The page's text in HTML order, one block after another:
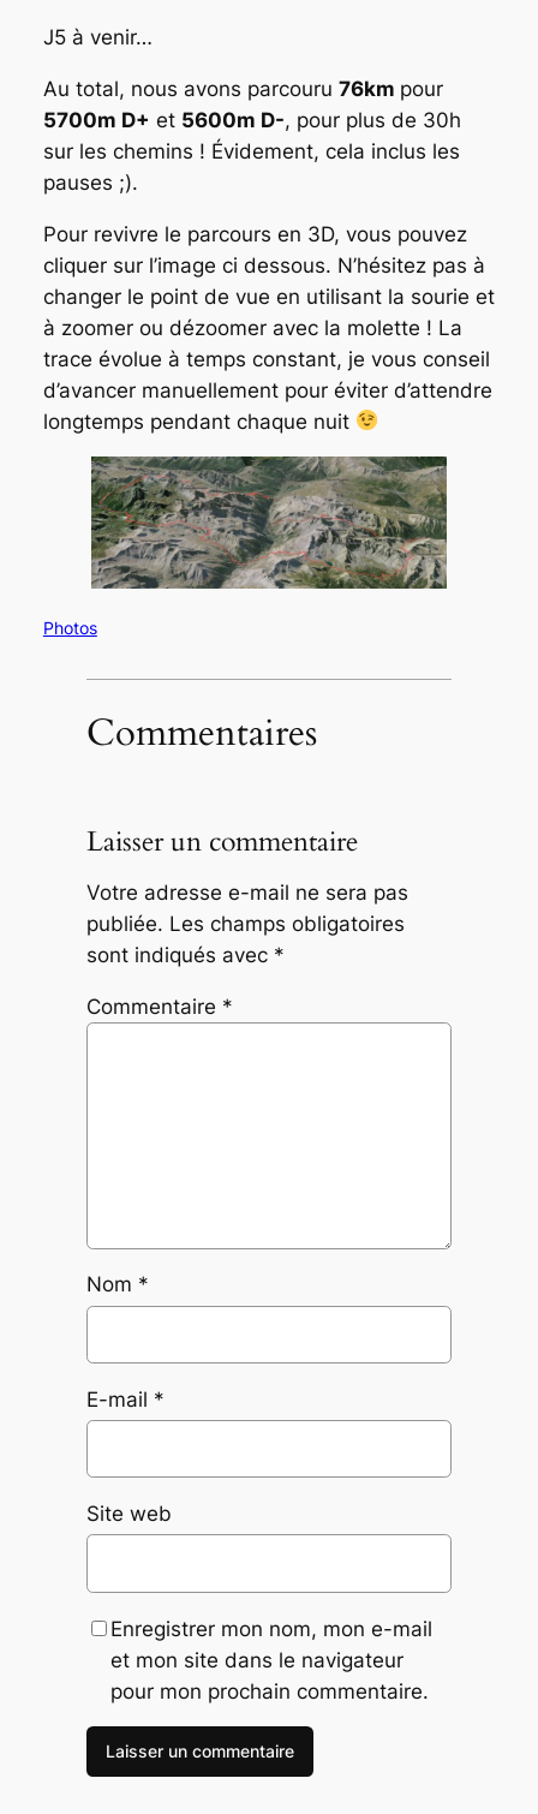
J5 à venir…
Au total, nous avons parcouru 76km pour
5700m D+ et 5600m D-, pour plus de 30h
sur les chemins ! Évidement, cela inclus les
pauses ;).
Pour revivre le parcours en 3D, vous pouvez
cliquer sur l’image ci dessous. N’hésitez pas à
changer le point de vue en utilisant la sourie et
à zoomer ou dézoomer avec la molette ! La
trace évolue à temps constant, je vous conseil
d’avancer manuellement pour éviter d’attendre
longtemps pendant chaque nuit
Photos
Commentaires
Laisser un commentaire
Votre adresse e-mail ne sera pas
publiée. Les champs obligatoires
sont indiqués avec *
Commentaire *
Nom *
E-mail *
Site web
Enregistrer mon nom, mon e-mail
et mon site dans le navigateur
pour mon prochain commentaire.